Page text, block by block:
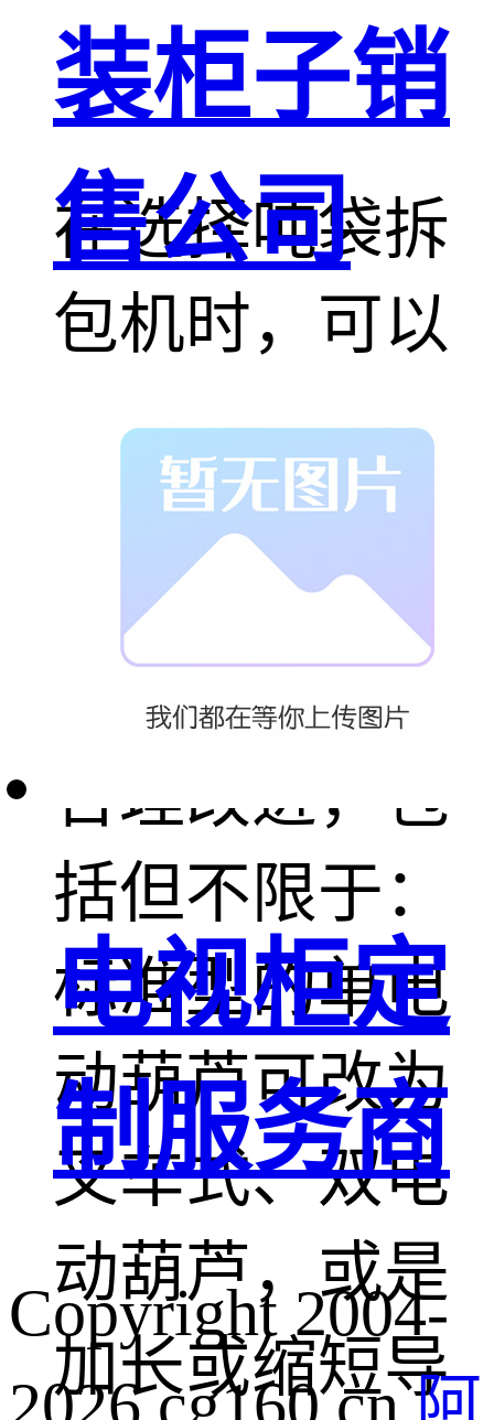
在选择吨袋拆
包机时，可以
根据具体的物
料特性、生产
工艺和场地条
件等因素进行
合理改进，包
括但不限于：
标准型的单电
动葫芦可改为
叉车式、双电
动葫芦，或是
加长或缩短导
装柜子销
售公司
电视柜定
制服务商
Copyright 2004-
2026 cg160.cn阿